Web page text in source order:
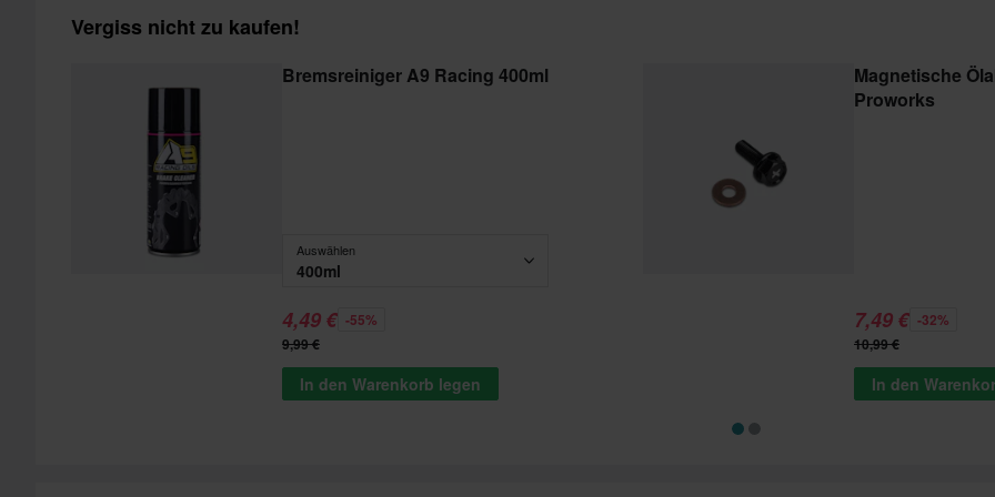
Vergiss nicht zu kaufen!
Bremsreiniger A9 Racing 400ml
Auswählen
400ml
4,49 € -55%
9,99 €
In den Warenkorb legen
Magnetische
Proworks
7,49 € -32%
10,99 €
In den